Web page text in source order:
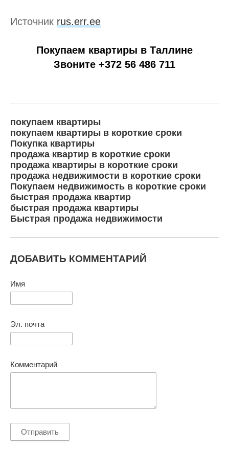
Источник rus.err.ee
Покупаем квартиры в Таллине
Звоните +372 56 486 711
покупаем квартиры
покупаем квартиры в короткие сроки
Покупка квартиры
продажа квартир в короткие сроки
продажа квартиры в короткие сроки
продажа недвижимости в короткие сроки
Покупаем недвижимость в короткие сроки
быстрая продажа квартир
быстрая продажа квартиры
Быстрая продажа недвижимости
ДОБАВИТЬ КОММЕНТАРИЙ
Имя
Эл. почта
Комментарий